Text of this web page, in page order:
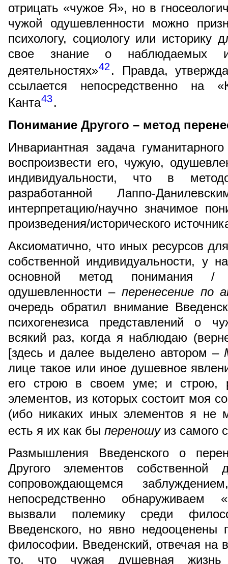
отрицать «чужое Я», но в
чужой одушевленности можно
психологу, социологу или историку
свое знание о наблюдаемых
деятельностях»42 . Правда,
ссылается непосредственно на
Канта43.
Понимание Другого – метод
Инвариантная задача
воспроизвести его, чужую,
индивидуальности, что в
разработанной Лаппо-
интерпретацию/научно значимое
произведения/исторического
Аксиоматично, что иных ресурсов
собственной индивидуальности, у
основной метод понимания /
одушевленности – перенесение по
очередь обратил внимание
психогенезиса представлений о
всякий раз, когда я наблюдаю
[здесь и далее выделено автором –
лице такое или иное душевное
его строю в своем уме; и строю,
элементов, из которых состоит моя
(ибо никаких иных элементов я не
есть я их как бы переношуиз самого
Размышления Введенского о
Другого элементов
сопровождающемся
непосредственно обнаруживаем
вызвали полемику среди
Введенского, но явно недооценены
философии. Введенский, отвечая на
то, что чужая душевная жизнь